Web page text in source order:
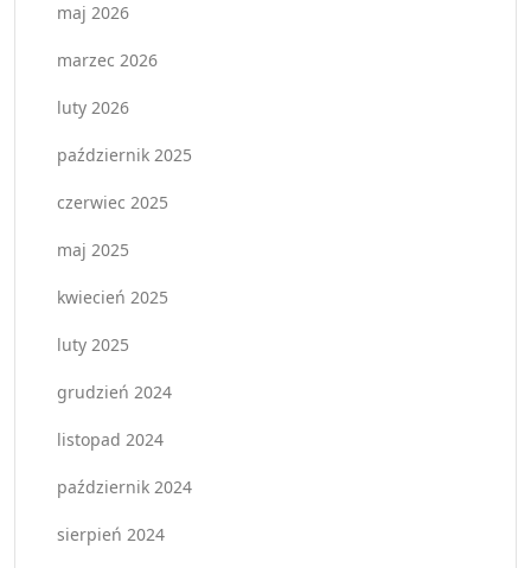
maj 2026
marzec 2026
luty 2026
październik 2025
czerwiec 2025
maj 2025
kwiecień 2025
luty 2025
grudzień 2024
listopad 2024
październik 2024
sierpień 2024